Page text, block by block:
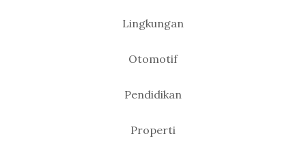
Lingkungan
Otomotif
Pendidikan
Properti